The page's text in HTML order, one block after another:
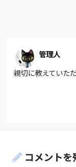
管理人
親切に教えていた
コメントを